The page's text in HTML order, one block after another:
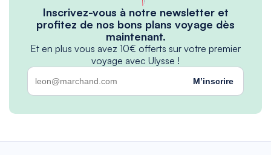
Inscrivez-vous à notre newsletter et
profitez de nos bons plans voyage dès
maintenant.
Et en plus vous avez 10€ offerts sur votre premier
voyage avec Ulysse !
M’inscrire